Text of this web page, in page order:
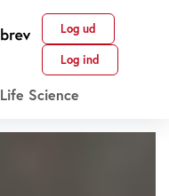
Log ud
Log ind
Life Science